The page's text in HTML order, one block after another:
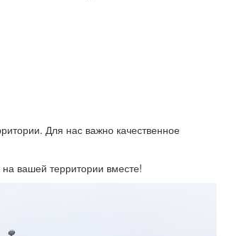
Для нас важно качественное
вашей территории вместе!